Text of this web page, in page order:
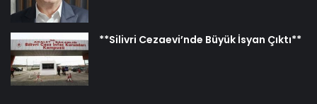
**Silivri Cezaevi’nde Büyük İsyan Çıktı**